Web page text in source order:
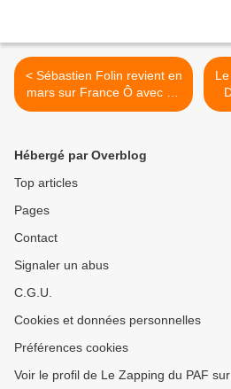
< Sébastien Folin revient en
mars sur France Ô avec un
nouveau talk-show
Hébergé par Overblog
Top articles
Pages
Contact
Signaler un abus
C.G.U.
Cookies et données personnelles
Préférences cookies
Voir le profil de Le Zapping du PAF